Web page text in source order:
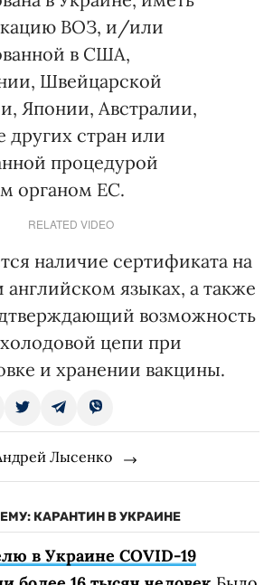
ВОЗ, и/или
в США,
Швейцарской
Японии, Австралии,
других стран или
процедурой
органом ЕС.
RELATED VIDEO
наличие сертификата на
языках, а также
возможность
цепи при
и хранении вакцины.
Лысенко
КАРАНТИН В УКРАИНЕ
в Украине COVID-19